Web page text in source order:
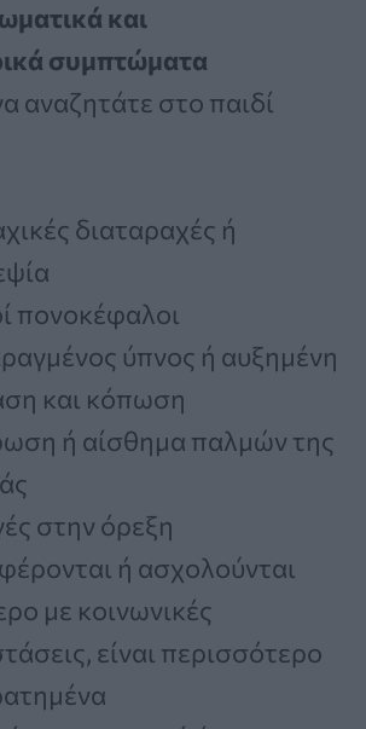
και
συμπτώματα
αναζητάτε στο παιδί
διαταραχές ή
πονοκέφαλοι
ύπνος ή αυξημένη
και κόπωση
ή αίσθημα παλμών της
στην όρεξη
ή ασχολούνται
με κοινωνικές
είναι περισσότερο